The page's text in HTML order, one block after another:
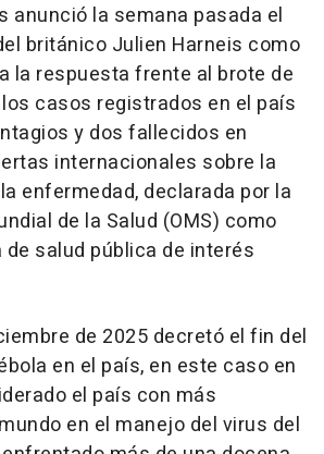
anunció la semana pasada el
británico Julien Harneis como
la respuesta frente al brote de
los casos registrados en el país
y dos fallecidos en
internacionales sobre la
enfermedad, declarada por la
de la Salud (OMS) como
salud pública de interés
de 2025 decretó el fin del
en el país, en este caso en
el país con más
en el manejo del virus del